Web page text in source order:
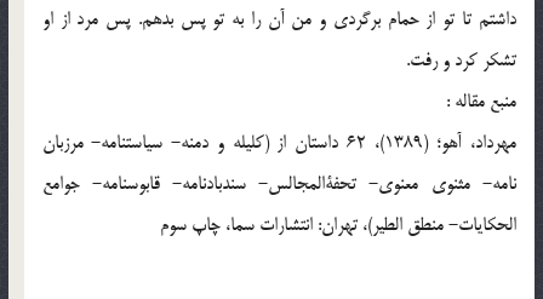
داشتم تا تو از حمام برگردی و من آن را به تو پس بدهم. پس مرد از او
تشکر کرد و رفت.
منبع مقاله :
مهرداد، آهو؛ (1389)، 62 داستان از (کلیله و دمنه- سیاستنامه- مرزبان
نامه- مثنوی معنوی- تحفةالمجالس- سندبادنامه- قابوسنامه- جوامع
الحکایات- منطق الطیر)، تهران: انتشارات سما، چاپ سوم